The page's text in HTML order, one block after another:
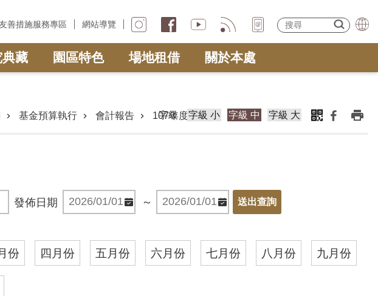
善措施服務專區 網站導覽
藏 園區特色 場地租借 關於本處
基金預算執行 會計報告 107年度
字級 字級 小 字級 中 字級 大
發佈日期 ～
份 四月份 五月份 六月份 七月份 八月份 九月份